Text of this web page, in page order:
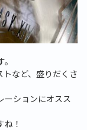
など、盛りだくさ
ーションにオスス
！